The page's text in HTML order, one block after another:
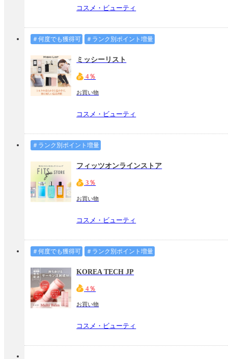
コスメ・ビューティ
＃何度でも獲得可 ＃ランク別ポイント増量
ミッシーリスト
4％
お買い物
コスメ・ビューティ
＃ランク別ポイント増量
フィッツオンラインストア
3％
お買い物
コスメ・ビューティ
＃何度でも獲得可 ＃ランク別ポイント増量
KOREA TECH JP
4％
お買い物
コスメ・ビューティ